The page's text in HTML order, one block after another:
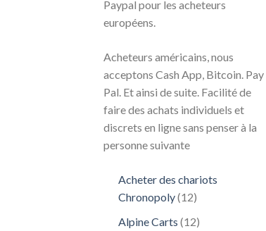
Paypal pour les acheteurs
européens.
Acheteurs américains, nous
acceptons Cash App, Bitcoin. Pay
Pal. Et ainsi de suite. Facilité de
faire des achats individuels et
discrets en ligne sans penser à la
personne suivante
Acheter des chariots
Chronopoly 1212
Alpine Carts 1212